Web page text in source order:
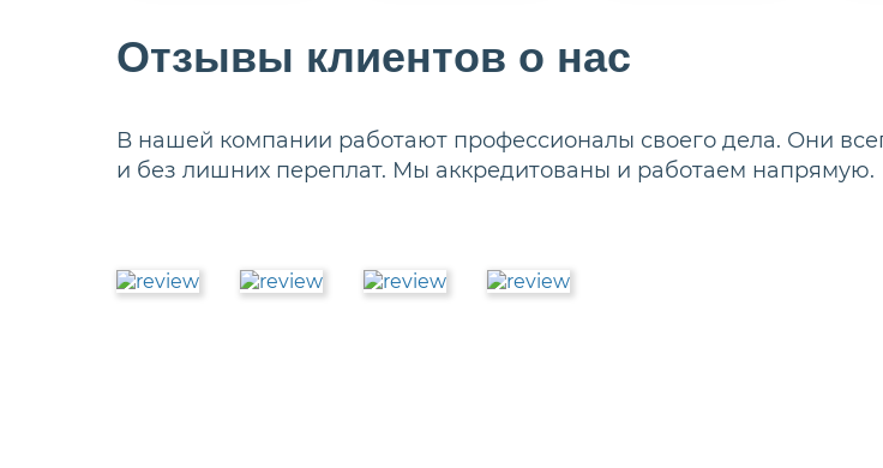
Отзывы клиентов о нас
В нашей компании работают профессионалы своего дела. Они
и без лишних переплат. Мы аккредитованы и работаем напрямую.